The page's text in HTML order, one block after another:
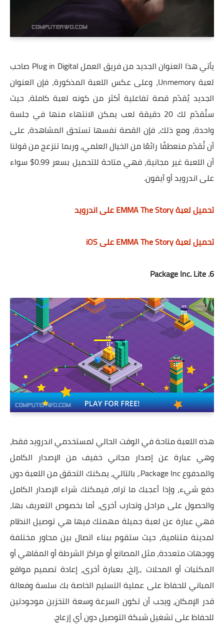
يأتي هذا العنوان الجديد من فريق العمل Plug in Digital صاحب
لعبة Unmemory، وعلى عكس اللعبة المذكورة، فإن العنوان
الجديد يُقدّم قصة تفاعلية أكثر من كونه لعبة كاملة، حيث
ستُقدّم لك 20 دقيقة لعب يمكن الانتهاء منها في جلسة
واحدة، ومع ذلك، فإن القصة نفسها تستحق المشاهدة، على
أن تُقدّم منعطفًا رائعًا من الخيال العلمي، وربما تنزعج من قولنا
أن اللعبة غير مجانية، فهي متاحة للتحميل بسعر 0.99$ سواء
على اندرويد أو آيفون.
تحميل لعبة EMMA The Story على اندرويد
تحميل لعبة EMMA The Story على iOS
6. Package Inc. Lite‏
هذه اللعبة متاحة في الوقت الحالي لمستخدمي اندرويد فقط،
وهي عبارة عن إصدار مجاني خفيف من الإصدار الكامل
والمدفوع Package Inc.‏، بالتالي، يمكنك التحقق من اللعبة دون
دفع شيء، وإذا أعجبك ما تراه، فيمكنك شراء الإصدار الكامل
والحصول على مراحل وتجارب أخرى، أما بخصوص التعريف بها،
فهي عبارة عن لعبة جميلة مهمتك فيها هي توصيل النظام
لمدينة متنامية، حيث ستقوم ببناء اتصال بين محاور مختلفة
ووجهات متعددة، مثل المصانع أو مراكز الشرطة أو المقاهي أو
المكتبات أو المحلات ,,إلخ، بعبارة أخرى، إعادة تصميم مواقع
المباني للحفاظ على عملية التسليم الخاصة بك سلسة وفعالة
قدر الإمكان، ويجب أن تكون السرعة وسعة التخزين موجودتين
للحفاظ على تشغيل شبكة التوصيل دون أي إزعاج.